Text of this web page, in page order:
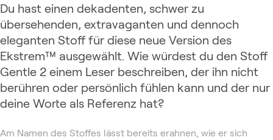
Du hast einen dekadenten, schwer zu
übersehenden, extravaganten und dennoch
eleganten Stoff für diese neue Version des
Ekstrem™ ausgewählt. Wie würdest du den Stoff
Gentle 2 einem Leser beschreiben, der ihn nicht
berühren oder persönlich fühlen kann und der nur
deine Worte als Referenz hat?
Am Namen des Stoffes lässt bereits erahnen, wie er sich